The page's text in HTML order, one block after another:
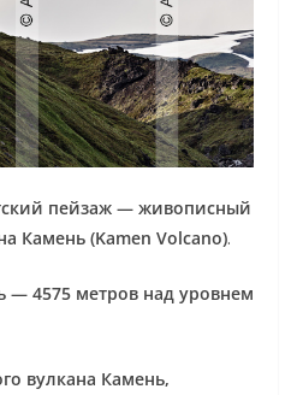
пейзаж — живописный
Камень (Kamen Volcano).
— 4575 метров над уровнем
вулкана Камень,